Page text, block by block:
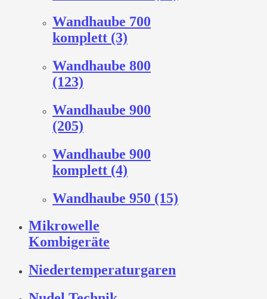
Wandhaube 700
komplett (3)
Wandhaube 800
(123)
Wandhaube 900
(205)
Wandhaube 900
komplett (4)
Wandhaube 950 (15)
Mikrowelle
Kombigeräte
Niedertemperaturgaren